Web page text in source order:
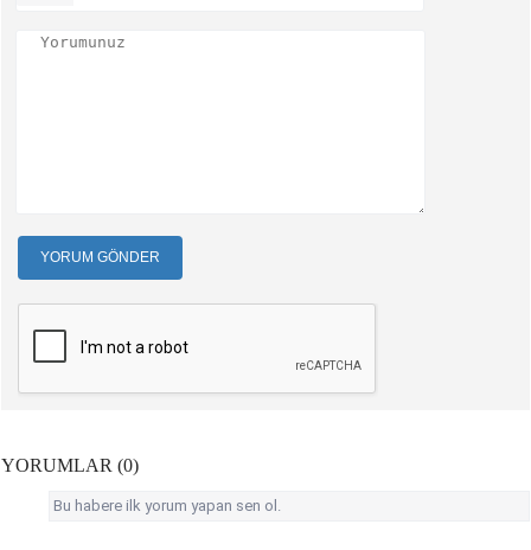
YORUM GÖNDER
YORUMLAR (0)
Bu habere ilk yorum yapan sen ol.